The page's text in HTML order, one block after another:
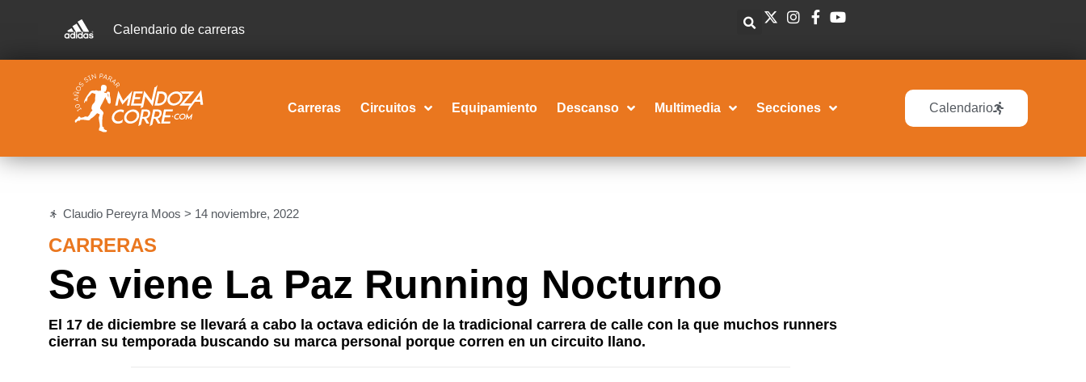
Calendario de carreras
Carreras Circuitos Equipamiento Descanso Multimedia Secciones Calendario
Claudio Pereyra Moos > 14 noviembre, 2022
CARRERAS
Se viene La Paz Running Nocturno
El 17 de diciembre se llevará a cabo la octava edición de la tradicional carrera de calle con la que muchos runners
cierran su temporada buscando su marca personal porque corren en un circuito llano.